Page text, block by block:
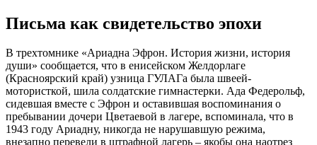
Письма как свидетельство эпохи
В трехтомнике «Ариадна Эфрон. История жизни, история
души» сообщается, что в енисейском Желдорлаге
(Красноярский край) узница ГУЛАГа была швеей-
мотористкой, шила солдатские гимнастерки. Ада Федерольф,
сидевшая вместе с Эфрон и оставившая воспоминания о
пребывании дочери Цветаевой в лагере, вспоминала, что в
1943 году Ариадну, никогда не нарушавшую режима,
внезапно перевели в штрафной лагерь – якобы она наотрез